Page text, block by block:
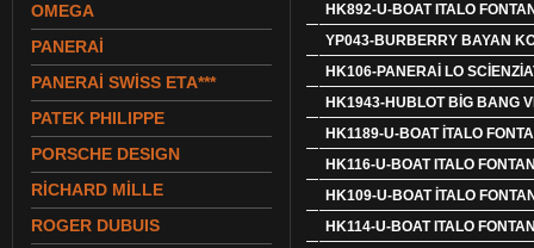
OMEGA
PANERAİ
PANERAİ SWİSS ETA***
PATEK PHILIPPE
PORSCHE DESIGN
RİCHARD MİLLE
ROGER DUBUIS
HK892-U-BOAT ITALO
YP043-BURBERRY BAYAN
HK106-PANERAİ LO
HK1943-HUBLOT BİG BANG
HK1189-U-BOAT İTALO
HK116-U-BOAT ITALO
HK109-U-BOAT İTALO
HK114-U-BOAT ITALO